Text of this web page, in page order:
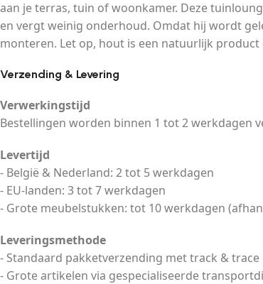
aan je terras, tuin of woonkamer. Deze
en vergt weinig onderhoud. Omdat hij wordt
monteren. Let op, hout is een natuurlijk
Verzending & Levering
Verwerkingstijd
Bestellingen worden binnen 1 tot 2 werkdagen
Levertijd
- België & Nederland: 2 tot 5 werkdagen
- EU-landen: 3 tot 7 werkdagen
- Grote meubelstukken: tot 10 werkdagen
Leveringsmethode
- Standaard pakketverzending met track & trace
- Grote artikelen via gespecialiseerde